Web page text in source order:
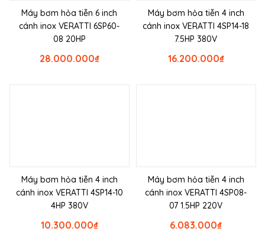
Máy bơm hỏa tiễn 6 inch
cánh inox VERATTI 6SP60-
08 20HP
₫
28.000.000
Máy bơm hỏa tiễn 4 inch
cánh inox VERATTI 4SP14-18
7.5HP 380V
₫
16.200.000
Máy bơm hỏa tiễn 4 inch
cánh inox VERATTI 4SP14-10
4HP 380V
₫
10.300.000
Máy bơm hỏa tiễn 4 inch
cánh inox VERATTI 4SP08-
07 1.5HP 220V
₫
6.083.000